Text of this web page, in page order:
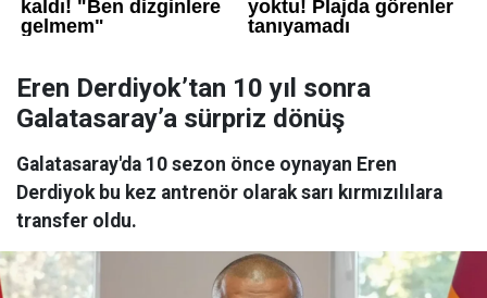
Eren Derdiyok’tan 10 yıl sonra
Galatasaray’a sürpriz dönüş
Galatasaray'da 10 sezon önce oynayan Eren
Derdiyok bu kez antrenör olarak sarı kırmızılılara
transfer oldu.